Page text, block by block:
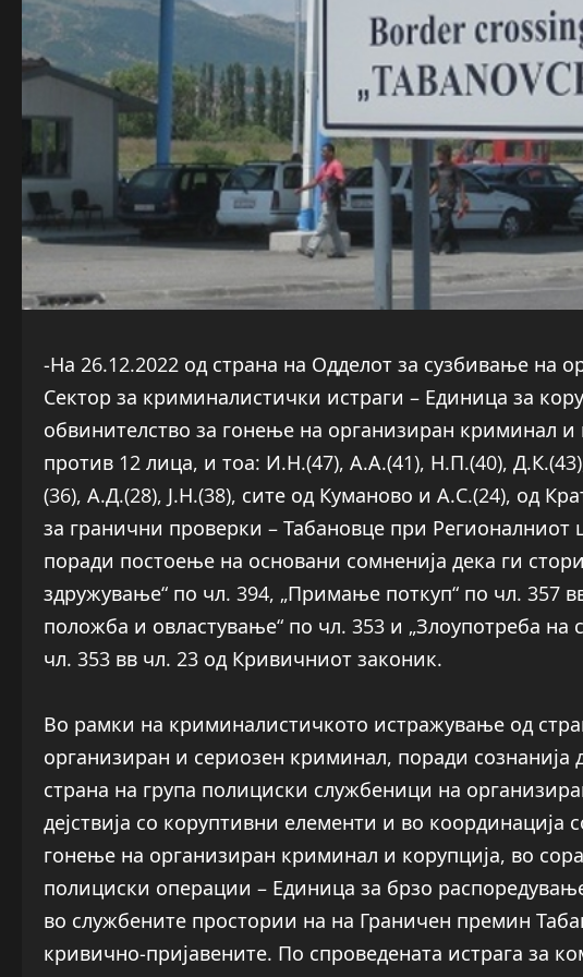
-На 26.12.2022 од страна на Одделот за сузбивање на
Сектор за криминалистички истраги – Единица за
обвинителство за гонење на организиран криминал и
против 12 лица, и тоа: И.Н.(47), А.А.(41), Н.П.(40),
(36), А.Д.(28), Ј.Н.(38), сите од Куманово и А.С.(24), од
за гранични проверки – Табановце при Регионалниот
поради постоење на основани сомненија дека ги
здружување“ по чл. 394, „Примање поткуп“ по чл. 357
положба и овластување“ по чл. 353 и „Злоупотреба
чл. 353 вв чл. 23 од Кривичниот законик.
Во рамки на криминалистичкото истражување од
организиран и сериозен криминал, поради
страна на група полициски службеници на
дејствија со коруптивни елементи и во координација
гонење на организиран криминал и корупција, во
полициски операции – Единица за брзо
во службените простории на на Граничен премин
кривично-пријавените. По спроведената истрага за